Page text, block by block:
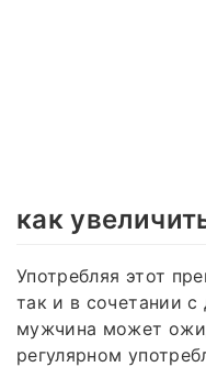
как
Употребляя этот
так и в сочетании
мужчина может
регулярном